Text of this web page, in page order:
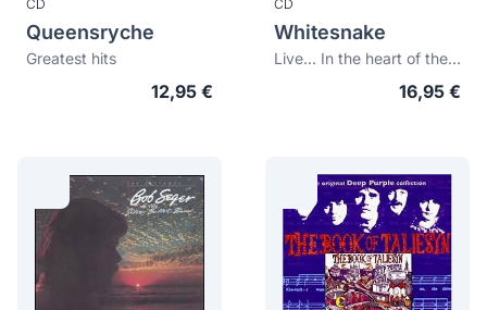
CD
Queensryche
Greatest hits
12,95 €
CD
Whitesnake
Live... In the heart of the City
16,95 €